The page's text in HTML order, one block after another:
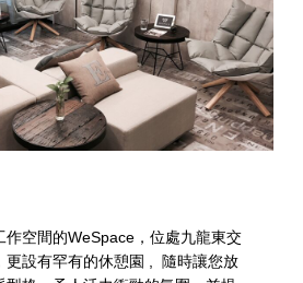
作空間的WeSpace，位處九龍東交
更設有罕有的休憩園 , 隨時讓您放